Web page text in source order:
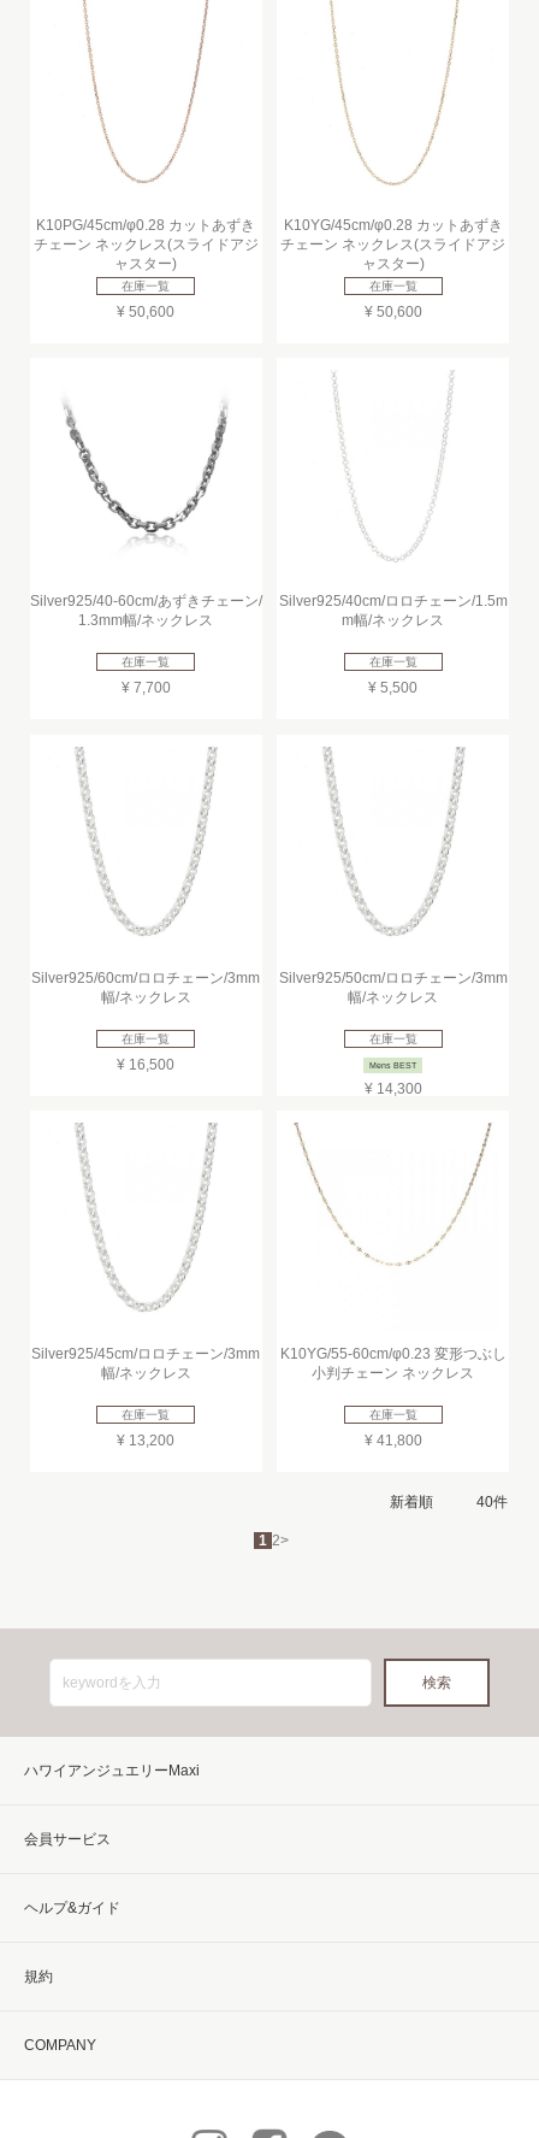
K10PG/45cm/φ0.28 カットあずき
チェーン ネックレス(スライドアジ
ャスター)
在庫一覧
¥ 50,600
K10YG/45cm/φ0.28 カットあずき
チェーン ネックレス(スライドアジ
ャスター)
在庫一覧
¥ 50,600
Silver925/40-60cm/あずきチェーン/
1.3mm幅/ネックレス
在庫一覧
¥ 7,700
Silver925/40cm/ロロチェーン/1.5m
m幅/ネックレス
在庫一覧
¥ 5,500
Silver925/60cm/ロロチェーン/3mm
幅/ネックレス
在庫一覧
¥ 16,500
Silver925/50cm/ロロチェーン/3mm
幅/ネックレス
在庫一覧
Mens BEST
¥ 14,300
Silver925/45cm/ロロチェーン/3mm
幅/ネックレス
在庫一覧
¥ 13,200
K10YG/55-60cm/φ0.23 変形つぶし
小判チェーン ネックレス
在庫一覧
¥ 41,800
1 2>
ハワイアンジュエリーMaxi
会員サービス
ヘルプ&ガイド
規約
COMPANY